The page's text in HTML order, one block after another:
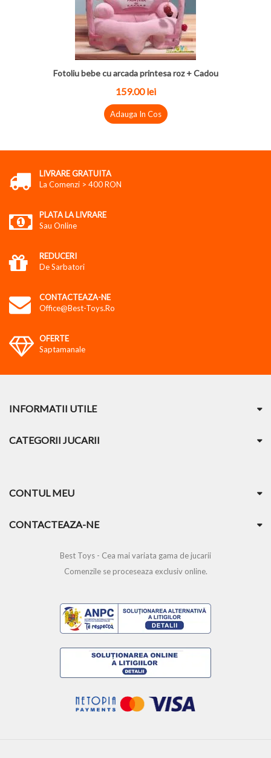
Fotoliu bebe cu arcada printesa roz + Cadou
159.00 lei
Adauga In Cos
LIVRARE GRATUITA
La Comenzi > 400 RON
PLATA LA LIVRARE
Sau Online
REDUCERI
De Sarbatori
CONTACTEAZA-NE
Office@best-Toys.ro
OFERTE
Saptamanale
INFORMATII UTILE
CATEGORII JUCARII
CONTUL MEU
CONTACTEAZA-NE
Best Toys - Cea mai variata gama de jucarii
Comenzile se proceseaza exclusiv online.